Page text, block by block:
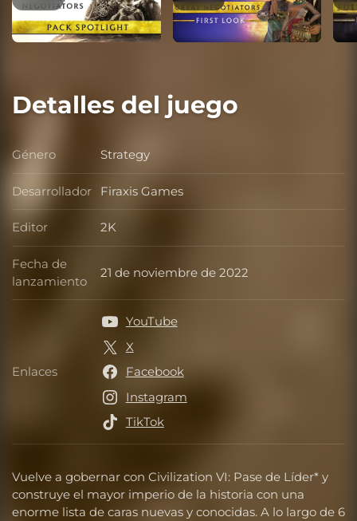
Detalles del juego
Vuelve a gobernar con Civilization VI: Pase de Líder* y
construye el mayor imperio de la historia con una
enorme lista de caras nuevas y conocidas. A lo largo de 6
Género Género
Strategy
Desarrollador Desarrollador
Firaxis Games
Editor Editor
2K
Fecha de
lanzamiento
Fecha de lanzamiento
21 de noviembre de 2022
Enlaces Enlaces
YouTube
X
Facebook
Instagram
TikTok